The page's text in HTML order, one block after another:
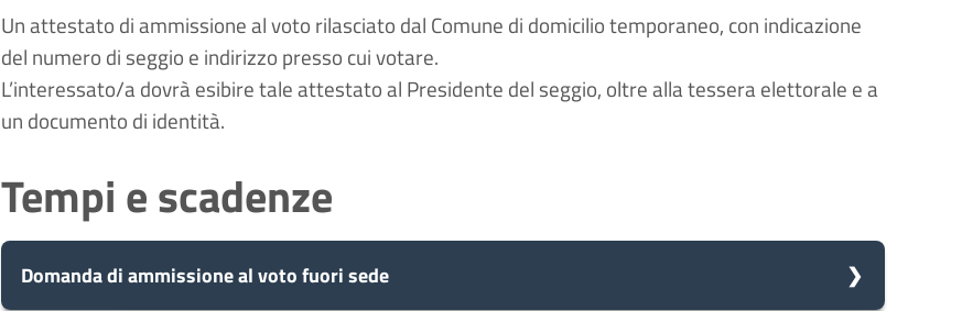
Un attestato di ammissione al voto rilasciato dal Comune di domicilio temporaneo, con indicazione
del numero di seggio e indirizzo presso cui votare.
L’interessato/a dovrà esibire tale attestato al Presidente del seggio, oltre alla tessera elettorale e a
un documento di identità.
Tempi e scadenze
Domanda di ammissione al voto fuori sede